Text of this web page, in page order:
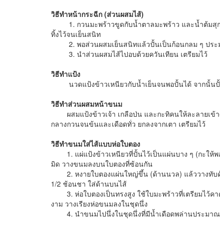
วิธีทำหน้ากระฉีก (ส่วนผสมไส้)
1. กวนมะพร้าวขูดกับน้ำตาลมะพร้าว และน้ำต้มสุก
ทิ้งไว้จนเย็นสนิท
2. พอส่วนผสมเย็นสนิทแล้วปั้นเป็นก้อนกลม ๆ ประ
3. นำส่วนผสมไส้ไปอบด้วยควันเทียน เตรียมไว้
วิธีทำแป้ง
นวดแป้งข้าวเหนียวกับน้ำเย็นจนพอปั้นได้ จากนั้นปั้
วิธีทำส่วนผสมหน้าขนม
ผสมแป้งข้าวเจ้า เกลือป่น และกะทิคนให้ละลายเข้า
กลางกวนจนข้นและเดือดทั่ว ยกลงจากเตา เตรียมไว้
วิธีทำขนมใส่ไส้แบบห่อใบตอง
1. แผ่แป้งข้าวเหนียวที่ปั้นไว้เป็นแผ่นบาง ๆ (กะให้พ
มิด วางขนมลงบนใบตองที่ซ้อนกัน
2. หงายใบตองแผ่นใหญ่ขึ้น (ด้านนวล) แล้ววางทับ
1/2 ช้อนชา ใส่ด้านบนไส้
3. ห่อใบตองเป็นทรงสูง ใช้ใบมะพร้าวที่เตรียมไว้คา
งาม วางเรียงห่อขนมลงในชุดนึ่ง
4. นำขนมไปนึ่งในชุดนึ่งที่มีน้ำเดือดพล่านประมาณ